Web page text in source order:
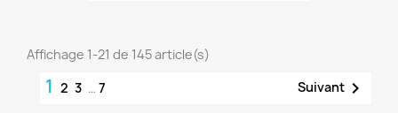
Affichage 1-21 de 145 article(s)
1 2 3 … 7 Suivant 